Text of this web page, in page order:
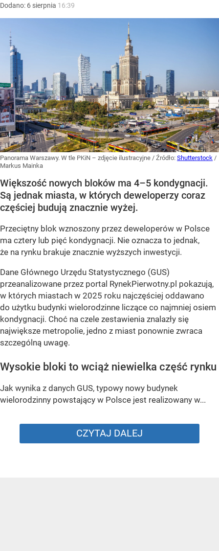
Dodano: 6 sierpnia 16:39
Panorama Warszawy. W tle PKiN – zdjęcie ilustracyjne / Źródło: Shutterstock /
Markus Mainka
Większość nowych bloków ma 4–5 kondygnacji.
Są jednak miasta, w których deweloperzy coraz
częściej budują znacznie wyżej.
Przeciętny blok wznoszony przez deweloperów w Polsce
ma cztery lub pięć kondygnacji. Nie oznacza to jednak,
że na rynku brakuje znacznie wyższych inwestycji.
Dane Głównego Urzędu Statystycznego (GUS)
przeanalizowane przez portal RynekPierwotny.pl pokazują,
w których miastach w 2025 roku najczęściej oddawano
do użytku budynki wielorodzinne liczące co najmniej osiem
kondygnacji. Choć na czele zestawienia znalazły się
największe metropolie, jedno z miast ponownie zwraca
szczególną uwagę.
Wysokie bloki to wciąż niewielka część rynku
Jak wynika z danych GUS, typowy nowy budynek
wielorodzinny powstający w Polsce jest realizowany w...
CZYTAJ DALEJ